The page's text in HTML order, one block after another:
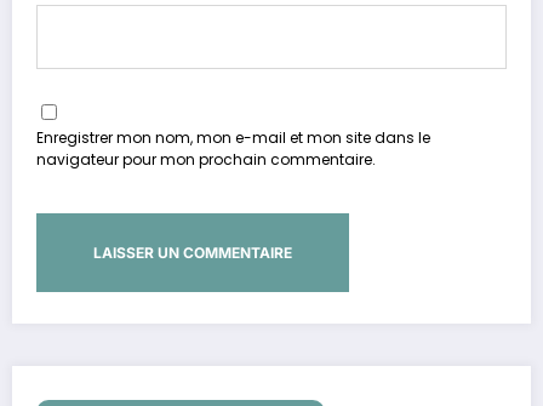
Enregistrer mon nom, mon e-mail et mon site dans le
navigateur pour mon prochain commentaire.